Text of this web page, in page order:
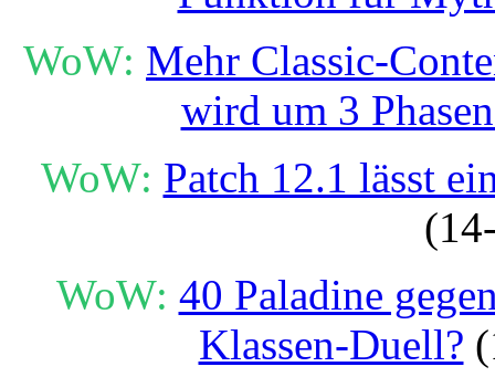
WoW: Mehr Classic-
wird um 3
WoW: Patch 12.1 lässt
WoW: 40 Paladine
Klassen-Duell?